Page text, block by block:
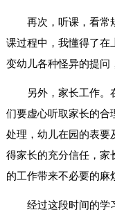
再次，听课，看常
课过程中，我懂得了在
变幼儿各种怪异的提问
另外，家长工作。
们要虚心听取家长的合
处理，幼儿在园的表要
得家长的充分信任，家
的工作带来不必要的麻
经过这段时间的学